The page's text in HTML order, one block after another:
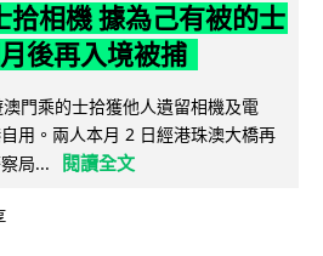
拾相機 據為己有被的士
後再入境被捕
門乘的士拾獲他人遺留相機及電
用。兩人本月 2 日經港珠澳大橋再
局...
閱讀全文